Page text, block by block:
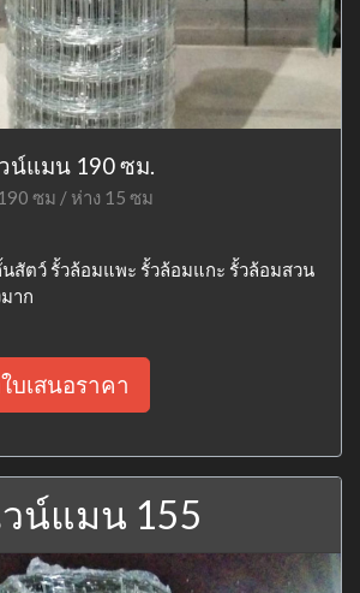
แมน 190 ซม.
ซม / ห่าง 15 ซม
นสัตว์ รั้วล้อมแพะ รั้วล้อมแกะ รั้วล้อมสวน
าก
บเสนอราคา
น์แมน 155